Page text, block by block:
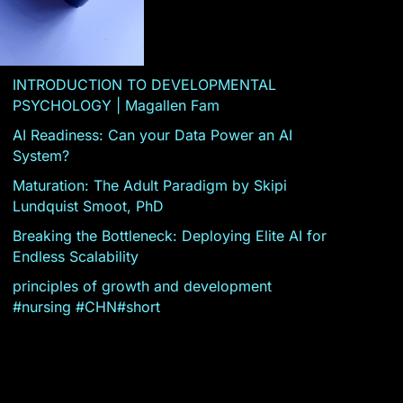
INTRODUCTION TO DEVELOPMENTAL
PSYCHOLOGY | Magallen Fam
AI Readiness: Can your Data Power an AI
System?
Maturation: The Adult Paradigm by Skipi
Lundquist Smoot, PhD
Breaking the Bottleneck: Deploying Elite AI for
Endless Scalability
principles of growth and development
#nursing #CHN#short